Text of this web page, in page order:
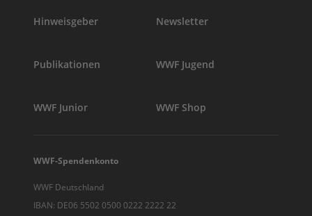
Hinweisgeber Newsletter
Publikationen WWF Jugend
WWF Junior WWF Shop
WWF-Spendenkonto
WWF Deutschland
IBAN: DE06 5502 0500 0222 2222 22